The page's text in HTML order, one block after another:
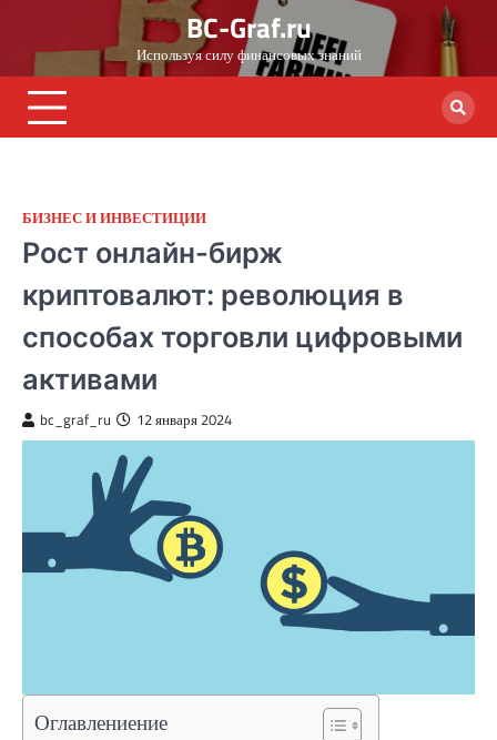
content
BC-Graf.ru
Используя силу финансовых знаний
БИЗНЕС И ИНВЕСТИЦИИ
Рост онлайн-бирж
криптовалют: революция в
способах торговли цифровыми
активами
bc_graf_ru 12 января 2024
Оглавлениение